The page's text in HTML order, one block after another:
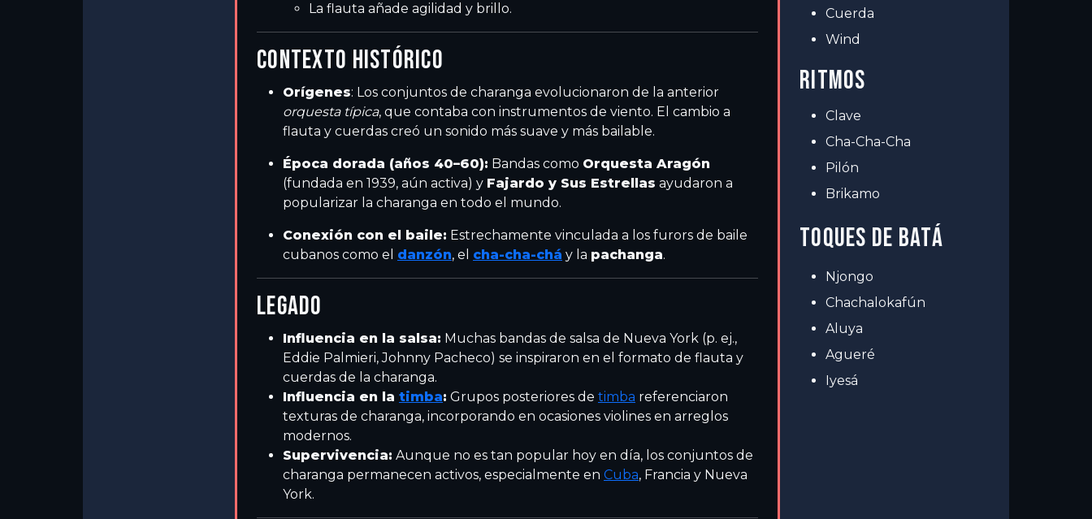
La flauta añade agilidad y brillo.
CONTEXTO HISTÓRICO
Orígenes: Los conjuntos de charanga evolucionaron de la anterior
orquesta típica, que contaba con instrumentos de viento. El cambio a
flauta y cuerdas creó un sonido más suave y más bailable.
Época dorada (años 40–60): Bandas como Orquesta Aragón
(fundada en 1939, aún activa) y Fajardo y Sus Estrellas ayudaron a
popularizar la charanga en todo el mundo.
Conexión con el baile: Estrechamente vinculada a los furors de baile
cubanos como el danzón, el cha-cha-chá y la pachanga.
LEGADO
Influencia en la salsa: Muchas bandas de salsa de Nueva York (p. ej.,
Eddie Palmieri, Johnny Pacheco) se inspiraron en el formato de flauta y
cuerdas de la charanga.
Influencia en la timba: Grupos posteriores de timba referenciaron
texturas de charanga, incorporando en ocasiones violines en arreglos
modernos.
Supervivencia: Aunque no es tan popular hoy en día, los conjuntos de
charanga permanecen activos, especialmente en Cuba, Francia y Nueva
York.
Cuerda
Wind
RITMOS
Clave
Cha-Cha-Cha
Pilón
Brikamo
TOQUES DE BATÁ
Njongo
Chachalokafún
Aluya
Agueré
Iyesá